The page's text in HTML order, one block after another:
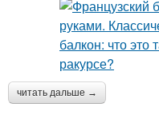
читать дальше →